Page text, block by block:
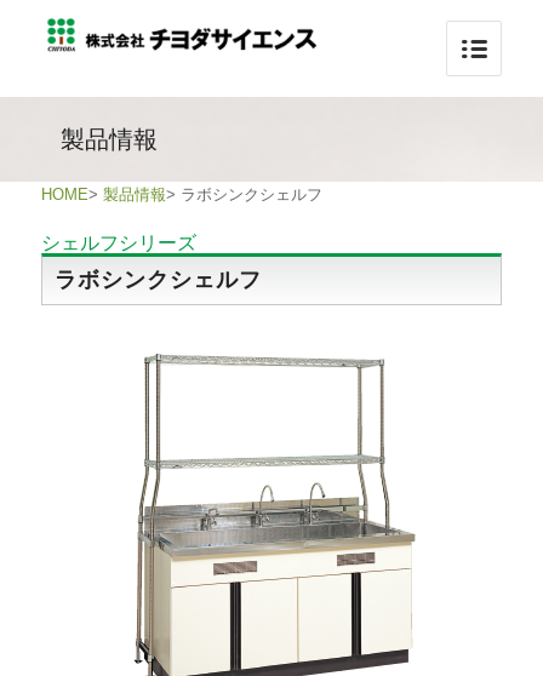
製品情報
HOME> 製品情報> ラボシンクシェルフ
シェルフシリーズ
ラボシンクシェルフ